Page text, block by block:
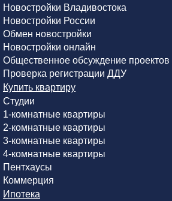
Новостройки Владивостока
Новостройки России
Обмен новостройки
Новостройки онлайн
Общественное обсуждение проектов
Проверка регистрации ДДУ
Купить квартиру
Студии
1-комнатные квартиры
2-комнатные квартиры
3-комнатные квартиры
4-комнатные квартиры
Пентхаусы
Коммерция
Ипотека